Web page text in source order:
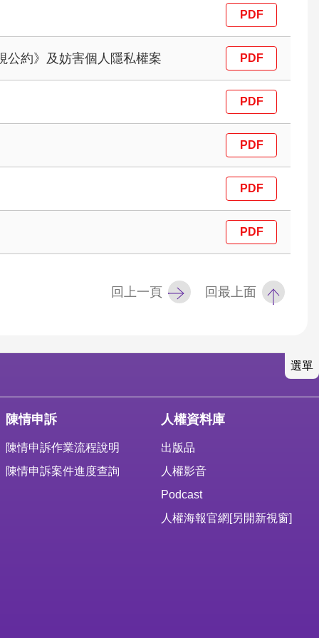
公約》及妨害個人隱私權案
回上一頁 回最上面
選單
陳情申訴
陳情申訴作業流程說明
陳情申訴案件進度查詢
人權資料庫
出版品
人權影音
Podcast
人權海報官網[另開新視窗]